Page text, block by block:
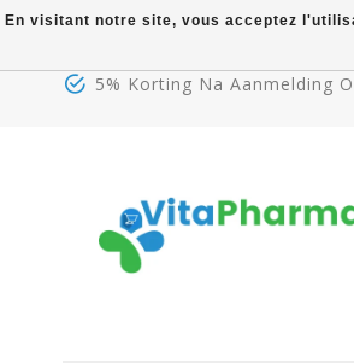
5% Korting Na Aanmelding
En visitant notre site, vous acceptez